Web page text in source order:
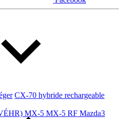
CX-70 hybride rechargeable
MX-5 MX-5 RF Mazda3